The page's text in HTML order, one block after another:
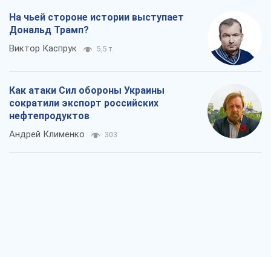
На чьей стороне истории выступает
Дональд Трамп?
Виктор Каспрук 5,5 т.
Как атаки Сил обороны Украины
сократили экспорт российских
нефтепродуктов
Андрей Клименко 303